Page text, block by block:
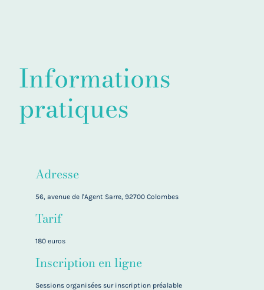
Informations
pratiques
Adresse
56, avenue de l'Agent Sarre, 92700 Colombes
Tarif
180 euros
Inscription en ligne
Sessions organisées sur inscription préalable